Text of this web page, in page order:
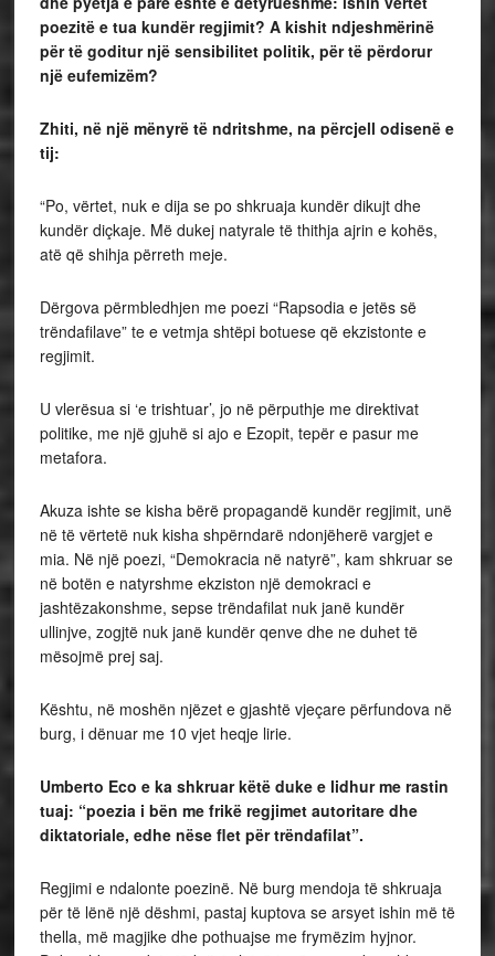
poezitë e tua kundër regjimit? A kishit ndjeshmërinë
për të goditur një sensibilitet politik, për të përdorur
një eufemizëm?
Zhiti, në një mënyrë të ndritshme, na përcjell odisenë e
tij:
“Po, vërtet, nuk e dija se po shkruaja kundër dikujt dhe
kundër diçkaje. Më dukej natyrale të thithja ajrin e kohës,
atë që shihja përreth meje.
Dërgova përmbledhjen me poezi “Rapsodia e jetës së
trëndafilave” te e vetmja shtëpi botuese që ekzistonte e
regjimit.
U vlerësua si ‘e trishtuar’, jo në përputhje me direktivat
politike, me një gjuhë si ajo e Ezopit, tepër e pasur me
metafora.
Akuza ishte se kisha bërë propagandë kundër regjimit, unë
në të vërtetë nuk kisha shpërndarë ndonjëherë vargjet e
mia. Në një poezi, “Demokracia në natyrë”, kam shkruar se
në botën e natyrshme ekziston një demokraci e
jashtëzakonshme, sepse trëndafilat nuk janë kundër
ullinjve, zogjtë nuk janë kundër qenve dhe ne duhet të
mësojmë prej saj.
Kështu, në moshën njëzet e gjashtë vjeçare përfundova në
burg, i dënuar me 10 vjet heqje lirie.
Umberto Eco e ka shkruar këtë duke e lidhur me rastin
tuaj: “poezia i bën me frikë regjimet autoritare dhe
diktatoriale, edhe nëse flet për trëndafilat”.
Regjimi e ndalonte poezinë. Në burg mendoja të shkruaja
për të lënë një dëshmi, pastaj kuptova se arsyet ishin më të
thella, më magjike dhe pothuajse me frymëzim hyjnor.